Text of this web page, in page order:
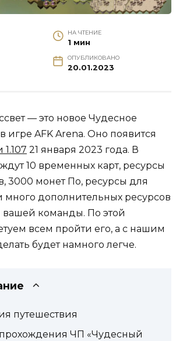
НА ЧТЕНИЕ
1 мин
ОПУБЛИКОВАНО
20.01.2023
— это новое Чудесное
игре AFK Arena. Оно появится
21 января 2023 года. В
10 временных карт, ресурсы
3000 монет По, ресурсы для
много дополнительных ресурсов
вашей команды. По этой
всем пройти его, а с нашим
будет намного легче.
путешествия
прохождения ЧП «Чудесный